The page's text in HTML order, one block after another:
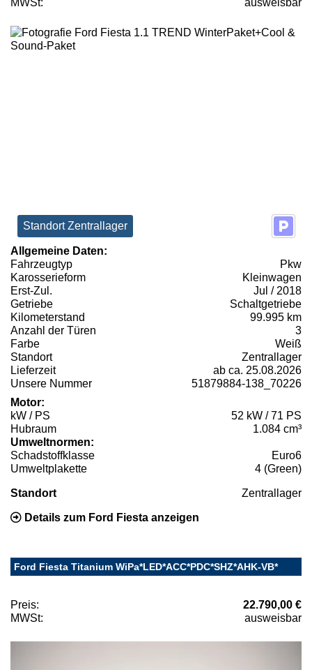
Standort Zentrallager
Allgemeine Daten:
Fahrzeugtyp
Pkw
Karosserieform
Kleinwagen
Erst-Zul.
Jul / 2018
Getriebe
Schaltgetriebe
Kilometerstand
99.995 km
Anzahl der Türen
3
Farbe
Weiß
Standort
Zentrallager
Lieferzeit
ab ca. 25.08.2026
Unsere Nummer
51879884-138_70226
Motor:
kW / PS
52 kW / 71 PS
Hubraum
1.084 cm³
Umweltnormen:
Schadstoffklasse
Euro6
Umweltplakette
4 (Green)
Standort Zentrallager
Details zum Ford Fiesta anzeigen
Ford Fiesta Titanium WiPa*LED*ACC*PDC*SHZ*AHK-VB*
Preis:
22.790,00 €
MWSt:
ausweisbar